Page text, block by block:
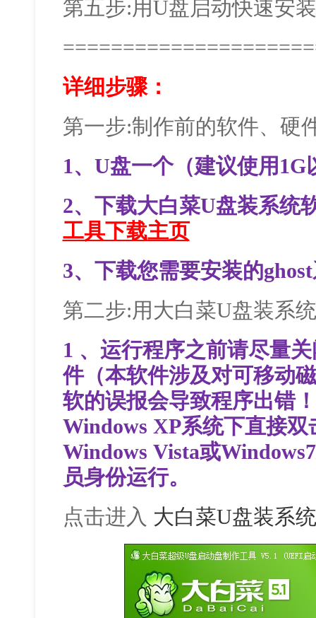
第五步:用U盘启动快速安
详细步骤：
第一步:制作前的软件、硬
1、U盘一个（建议使用1G
2、下载大白菜U盘装系统
工具下载主页
3、下载您需要安装的
第二步:用大白菜U盘装系
1 、运行程序之前请尽量
件（本软件涉及对可移动
软的误报会导致程序出错
Windows XP系统下直接双
Windows Vista或
员身份运行。
点击进入 大白菜U盘装系